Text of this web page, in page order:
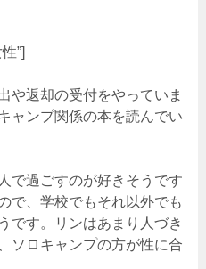
”]
や返却の受付をやっていま
ャンプ関係の本を読んでい
で過ごすのが好きそうです
で、学校でもそれ以外でも
です。リンはあまり人づき
ソロキャンプの方が性に合